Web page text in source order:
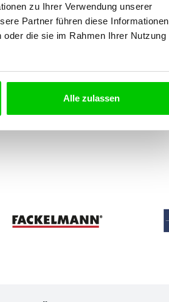
zu Ihrer Verwendung unserer
Partner führen diese Informationen
die sie im Rahmen Ihrer Nutzung
Alle zulassen